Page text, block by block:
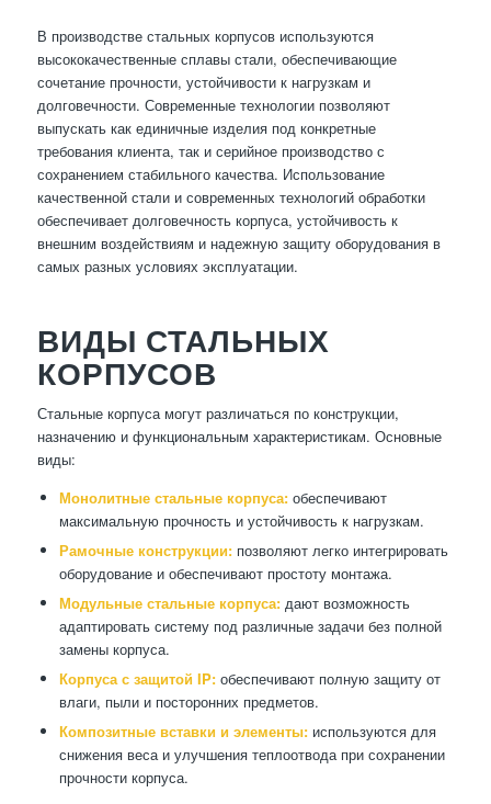
В производстве стальных корпусов используются
высококачественные сплавы стали, обеспечивающие
сочетание прочности, устойчивости к нагрузкам и
долговечности. Современные технологии позволяют
выпускать как единичные изделия под конкретные
требования клиента, так и серийное производство с
сохранением стабильного качества. Использование
качественной стали и современных технологий обработки
обеспечивает долговечность корпуса, устойчивость к
внешним воздействиям и надежную защиту оборудования в
самых разных условиях эксплуатации.
ВИДЫ СТАЛЬНЫХ
КОРПУСОВ
Стальные корпуса могут различаться по конструкции,
назначению и функциональным характеристикам. Основные
виды:
Монолитные стальные корпуса:обеспечивают
максимальную прочность и устойчивость к нагрузкам.
Рамочные конструкции:позволяют легко интегрировать
оборудование и обеспечивают простоту монтажа.
Модульные стальные корпуса:дают возможность
адаптировать систему под различные задачи без полной
замены корпуса.
Корпуса с защитой IP:обеспечивают полную защиту от
влаги, пыли и посторонних предметов.
Композитные вставки и элементы:используются для
снижения веса и улучшения теплоотвода при сохранении
прочности корпуса.